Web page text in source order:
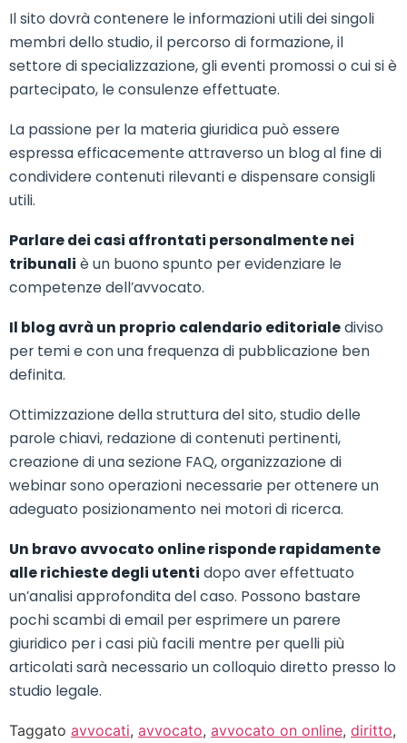
Il sito dovrà contenere le informazioni utili dei singoli
membri dello studio, il percorso di formazione, il
settore di specializzazione, gli eventi promossi o cui si è
partecipato, le consulenze effettuate.
La passione per la materia giuridica può essere
espressa efficacemente attraverso un blog al fine di
condividere contenuti rilevanti e dispensare consigli
utili.
Parlare dei casi affrontati personalmente nei
tribunali è un buono spunto per evidenziare le
competenze dell’avvocato.
Il blog avrà un proprio calendario editorialediviso
per temi e con una frequenza di pubblicazione ben
definita.
Ottimizzazione della struttura del sito, studio delle
parole chiavi, redazione di contenuti pertinenti,
creazione di una sezione FAQ, organizzazione di
webinar sono operazioni necessarie per ottenere un
adeguato posizionamento nei motori di ricerca.
Un bravo avvocato online risponde rapidamente
alle richieste degli utenti dopo aver effettuato
un’analisi approfondita del caso. Possono bastare
pochi scambi di email per esprimere un parere
giuridico per i casi più facili mentre per quelli più
articolati sarà necessario un colloquio diretto presso lo
studio legale.
Taggato avvocati, avvocato, avvocato on online, diritto,